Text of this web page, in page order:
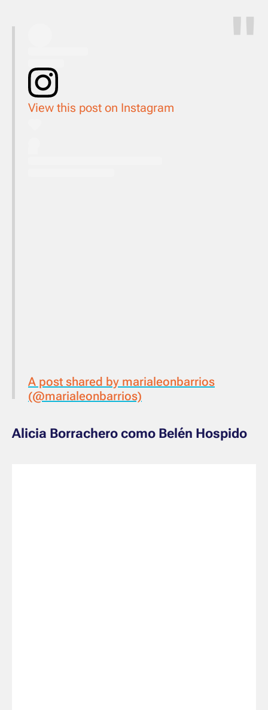
View this post on Instagram
A post shared by marialeonbarrios
(@marialeonbarrios)
Alicia Borrachero como Belén Hospido